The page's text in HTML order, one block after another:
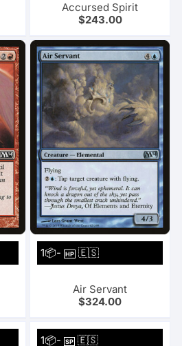
Accursed Spirit
$243.00
1📦-HP 🇪🇸
Air Servant
$324.00
1📦-SP 🇪🇸